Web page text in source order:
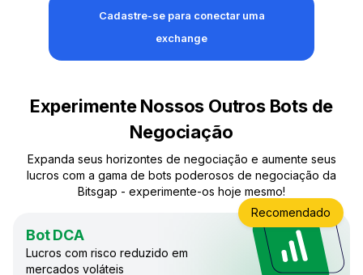
Cadastre-se para conectar uma
exchange
Experimente Nossos Outros Bots de
Negociação
Expanda seus horizontes de negociação e aumente seus
lucros com a gama de bots poderosos de negociação da
Bitsgap - experimente-os hoje mesmo!
Bot DCA
Lucros com risco reduzido em
mercados voláteis
Recomendado